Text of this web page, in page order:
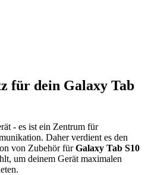
für dein Galaxy Tab
- es ist ein Zentrum für
Daher verdient es den
von Zubehör fürGalaxy Tab S10
um deinem Gerät maximalen